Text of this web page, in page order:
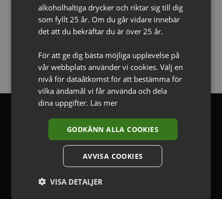
Tequila Clase Azul
Tjänster
alkoholhaltiga drycker och riktar sig till dig
som fyllt 25 år. Om du går vidare innebär
det att du bekräftar du är över 25 år.
För att ge dig bästa möjliga upplevelse på
vår webbplats använder vi cookies. Välj en
nivå för dataåtkomst för att bestämma för
vilka ändamål vi får använda och dela
dina uppgifter. Läs mer
GODKÄNN ALLA COOKIES
AVVISA COOKIES
VISA DETALJER